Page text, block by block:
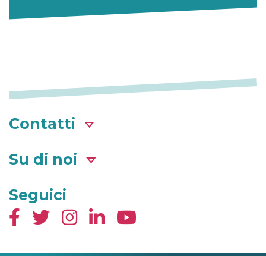
Contatti
Su di noi
Seguici